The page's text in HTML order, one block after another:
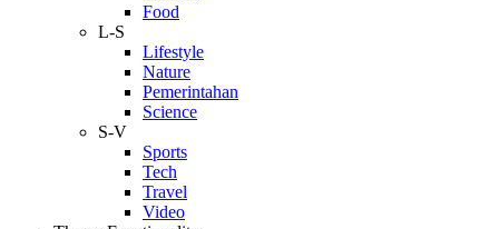
Food
L-S
Lifestyle
Nature
Pemerintahan
Science
S-V
Sports
Tech
Travel
Video